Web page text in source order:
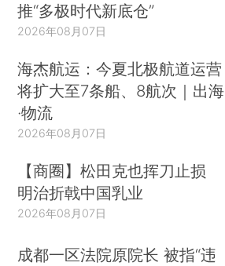
推“多极时代新底仓”
2026年08月07日
海杰航运：今夏北极航道运营
将扩大至7条船、8航次｜出海
·物流
2026年08月07日
【商圈】松田克也挥刀止损
明治折戟中国乳业
2026年08月07日
成都一区法院原院长 被指“违